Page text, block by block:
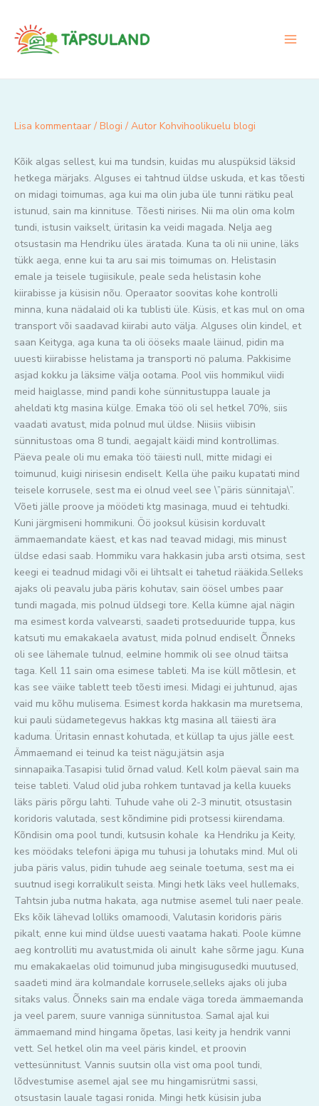
content
Lisa kommentaar / Blogi / Autor Kohvihoolikuelu blogi
Kõik algas sellest, kui ma tundsin, kuidas mu aluspüksid läksid
hetkega märjaks. Alguses ei tahtnud üldse uskuda, et kas tõesti
on midagi toimumas, aga kui ma olin juba üle tunni rätiku peal
istunud, sain ma kinnituse. Tõesti nirises. Nii ma olin oma kolm
tundi, istusin vaikselt, üritasin ka veidi magada. Nelja aeg
otsustasin ma Hendriku üles äratada. Kuna ta oli nii unine, läks
tükk aega, enne kui ta aru sai mis toimumas on. Helistasin
emale ja teisele tugiisikule, peale seda helistasin kohe
kiirabisse ja küsisin nõu. Operaator soovitas kohe kontrolli
minna, kuna nädalaid oli ka tublisti üle. Küsis, et kas mul on oma
transport või saadavad kiirabi auto välja. Alguses olin kindel, et
saan Keityga, aga kuna ta oli ööseks maale läinud, pidin ma
uuesti kiirabisse helistama ja transporti nö paluma. Pakkisime
asjad kokku ja läksime välja ootama. Pool viis hommikul viidi
meid haiglasse, mind pandi kohe sünnitustuppa lauale ja
aheldati ktg masina külge. Emaka töö oli sel hetkel 70%, siis
vaadati avatust, mida polnud mul üldse. Niisiis viibisin
sünnitustoas oma 8 tundi, aegajalt käidi mind kontrollimas.
Päeva peale oli mu emaka töö täiesti null, mitte midagi ei
toimunud, kuigi nirisesin endiselt. Kella ühe paiku kupatati mind
teisele korrusele, sest ma ei olnud veel see \”päris sünnitaja\”.
Võeti jälle proove ja möödeti ktg masinaga, muud ei tehtudki.
Kuni järgmiseni hommikuni. Öö jooksul küsisin korduvalt
ämmaemandate käest, et kas nad teavad midagi, mis minust
üldse edasi saab. Hommiku vara hakkasin juba arsti otsima, sest
keegi ei teadnud midagi või ei lihtsalt ei tahetud rääkida.Selleks
ajaks oli peavalu juba päris kohutav, sain öösel umbes paar
tundi magada, mis polnud üldsegi tore. Kella kümne ajal nägin
ma esimest korda valvearsti, saadeti protseduuride tuppa, kus
katsuti mu emakakaela avatust, mida polnud endiselt. Õnneks
oli see lähemale tulnud, eelmine hommik oli see olnud täitsa
taga. Kell 11 sain oma esimese tableti. Ma ise küll mõtlesin, et
kas see väike tablett teeb tõesti imesi. Midagi ei juhtunud, ajas
vaid mu kõhu mulisema. Esimest korda hakkasin ma muretsema,
kui pauli südametegevus hakkas ktg masina all täiesti ära
kaduma. Üritasin ennast kohutada, et küllap ta ujus jälle eest.
Ämmaemand ei teinud ka teist nägu,jätsin asja
sinnapaika.Tasapisi tulid õrnad valud. Kell kolm päeval sain ma
teise tableti. Valud olid juba rohkem tuntavad ja kella kuueks
läks päris põrgu lahti. Tuhude vahe oli 2-3 minutit, otsustasin
koridoris valutada, sest kõndimine pidi protsessi kiirendama.
Kõndisin oma pool tundi, kutsusin kohale ka Hendriku ja Keity,
kes möödaks telefoni äpiga mu tuhusi ja lohutaks mind. Mul oli
juba päris valus, pidin tuhude aeg seinale toetuma, sest ma ei
suutnud isegi korralikult seista. Mingi hetk läks veel hullemaks,
Tahtsin juba nutma hakata, aga nutmise asemel tuli naer peale.
Eks kõik lähevad lolliks omamoodi, Valutasin koridoris päris
pikalt, enne kui mind üldse uuesti vaatama hakati. Poole kümne
aeg kontrolliti mu avatust,mida oli ainult kahe sõrme jagu. Kuna
mu emakakaelas olid toimunud juba mingisugusedki muutused,
saadeti mind ära kolmandale korrusele,selleks ajaks oli juba
sitaks valus. Õnneks sain ma endale väga toreda ämmaemanda
ja veel parem, suure vanniga sünnitustoa. Samal ajal kui
ämmaemand mind hingama õpetas, lasi keity ja hendrik vanni
vett. Sel hetkel olin ma veel päris kindel, et proovin
vettesünnitust. Vannis suutsin olla vist oma pool tundi,
lõdvestumise asemel ajal see mu hingamisrütmi sassi,
otsustasin lauale tagasi ronida. Mingi hetk küsisin juba